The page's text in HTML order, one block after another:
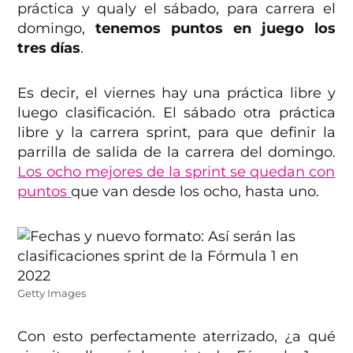
práctica y qualy el sábado, para carrera el
domingo, tenemos puntos en juego los
tres días.
Es decir, el viernes hay una práctica libre y
luego clasificación. El sábado otra práctica
libre y la carrera sprint, para que definir la
parrilla de salida de la carrera del domingo.
Los ocho mejores de la sprint se quedan con
puntosque van desde los ocho, hasta uno.
Getty Images
Con esto perfectamente aterrizado, ¿a qué